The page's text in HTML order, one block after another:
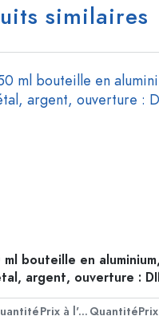
similaires
ml bouteille en aluminium,
argent, ouverture :
Prix à l'unité Quantité